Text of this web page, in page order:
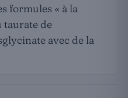
formules « à la
taurate de
avec de la